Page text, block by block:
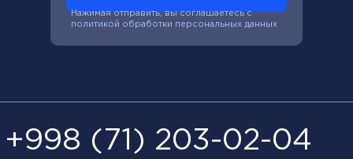
Нажимая отправить, вы соглашаетесь с
политикой обработки персональных данных